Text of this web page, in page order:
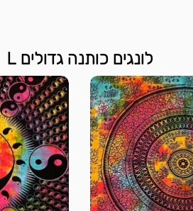
לונגים כותנה גדולים L